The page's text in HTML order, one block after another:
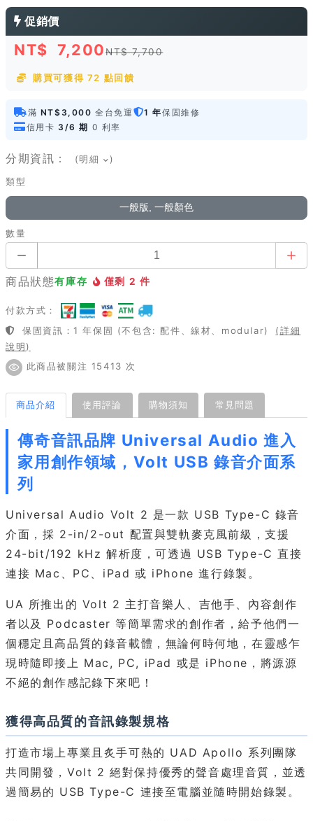
促銷價
NT$ 7,200NT$ 7,700
購買可獲得 72 點回饋
滿 NT$3,000 全台免運 1 年保固維修
信用卡 3/6 期 0 利率
分期資訊： (明細 )
類型
一般版, 一般顏色
數量
商品狀態有庫存 僅剩 2 件
付款方式：
保固資訊：1 年保固 (不包含: 配件、線材、modular)
(詳細
說明)
此商品被關注 15413 次
商品介紹 使用評論 購物須知 常見問題
傳奇音訊品牌 Universal Audio 進入
家用創作領域，Volt USB 錄音介面系
列
Universal Audio Volt 2 是一款 USB Type-C 錄音
介面，採 2-in/2-out 配置與雙軌麥克風前級，支援
24-bit/192 kHz 解析度，可透過 USB Type-C 直接
連接 Mac、PC、iPad 或 iPhone 進行錄製。
UA 所推出的 Volt 2 主打音樂人、吉他手、內容創作
者以及 Podcaster 等簡單需求的創作者，給予他們一
個穩定且高品質的錄音載體，無論何時何地，在靈感乍
現時隨即接上 Mac, PC, iPad 或是 iPhone，將源源
不絕的創作感記錄下來吧！
獲得高品質的音訊錄製規格
打造市場上專業且炙手可熱的 UAD Apollo 系列團隊
共同開發，Volt 2 絕對保持優秀的聲音處理音質，並透
過簡易的 USB Type-C 連接至電腦並隨時開始錄製。